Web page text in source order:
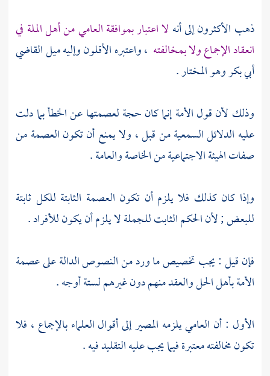
ذهب الأكثرون إلى أنه لا اعتبار بموافقة العامي من أهل الملة في
انعقاد الإجماع ولا بمخالفته ، واعتبره الأقلون وإليه ميل القاضي
أبي بكروهو المختار .
وذلك لأن قول الأمة إنما كان حجة لعصمتها عن الخطأ بما دلت
عليه الدلائل السمعية من قبل ، ولا يمنع أن تكون العصمة من
صفات الهيئة الاجتماعية من الخاصة والعامة .
وإذا كان كذلك فلا يلزم أن تكون العصمة الثابتة للكل ثابتة
للبعض ; لأن الحكم الثابت للجملة لا يلزم أن يكون للأفراد .
فإن قيل : يجب تخصيص ما ورد من النصوص الدالة على عصمة
الأمة بأهل الحل والعقد منهم دون غيرهم لستة أوجه .
الأول : أن العامي يلزمه المصير إلى أقوال العلماء بالإجماع ، فلا
تكون مخالفته معتبرة فيما يجب عليه التقليد فيه .